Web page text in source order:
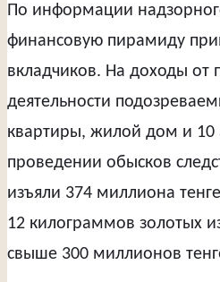
По информации
финансовую пирамиду
вкладчиков. На доходы от
деятельности
квартиры, жилой дом и
проведении обысков
изъяли 374 миллиона
12 килограммов золотых
свыше 300 миллионов